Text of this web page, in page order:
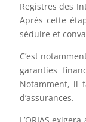
Registres des
Après cette
séduire et
C’est
garanties
Notamment, il
d’assurances.